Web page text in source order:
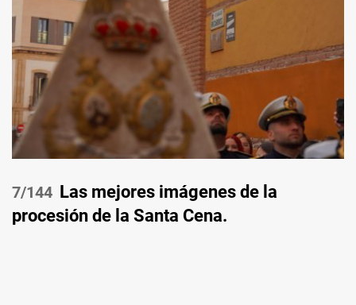
/144 Las mejores imágenes de la
procesión de la Santa Cena.